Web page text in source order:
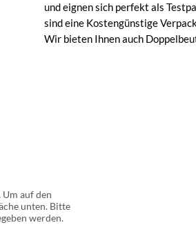
und eignen sich perfekt als
sind eine Kostengünstige
Wir bieten Ihnen auch
Um auf den
unten. Bitte
werden.